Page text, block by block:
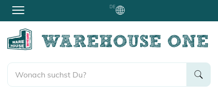
DE